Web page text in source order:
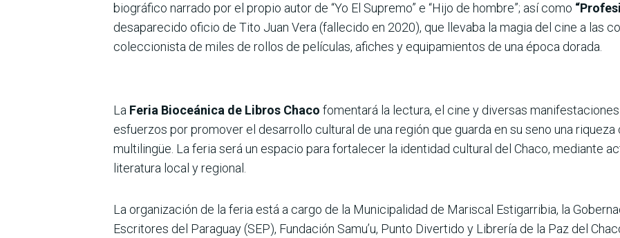
biográfico narrado por el propio autor de “Yo El Supremo” e “Hijo de hombre”; así como
desaparecido oficio de Tito Juan Vera (fallecido en 2020), que llevaba la magia del cine a las
coleccionista de miles de rollos de películas, afiches y equipamientos de una época dorada.
La Feria Bioceánica de Libros Chaco fomentará la lectura, el cine y diversas
esfuerzos por promover el desarrollo cultural de una región que guarda en su seno una
multilingüe. La feria será un espacio para fortalecer la identidad cultural del Chaco, mediante
literatura local y regional.
La organización de la feria está a cargo de la Municipalidad de Mariscal Estigarribia, la
Escritores del Paraguay (SEP), Fundación Samu’u, Punto Divertido y Librería de la Paz del